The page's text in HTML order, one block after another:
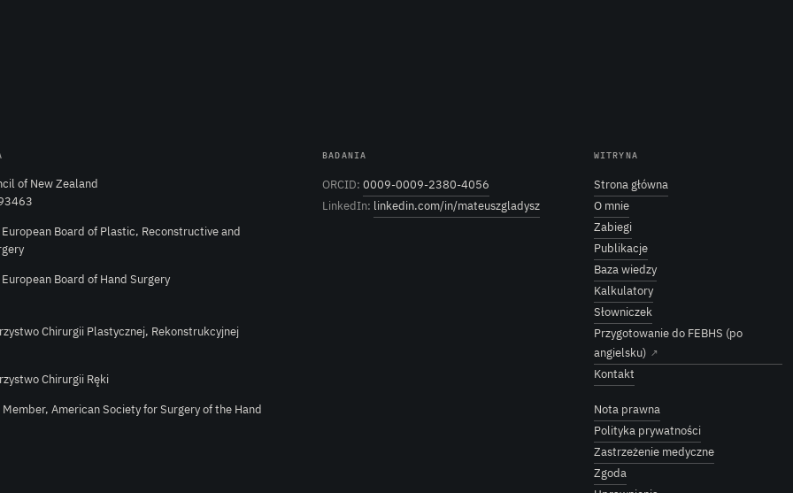
of New Zealand
Board of Plastic, Reconstructive and
Board of Hand Surgery
Chirurgii Plastycznej, Rekonstrukcyjnej
Chirurgii Ręki
American Society for Surgery of the Hand
BADANIA
ORCID: 0009-0009-2380-4056
LinkedIn: linkedin.com/in/mateuszgladysz
WITRYNA
Strona główna
O mnie
Zabiegi
Publikacje
Baza wiedzy
Kalkulatory
Słowniczek
Przygotowanie do FEBHS (po
angielsku) ↗
Kontakt
Nota prawna
Polityka prywatności
Zastrzeżenie medyczne
Zgoda